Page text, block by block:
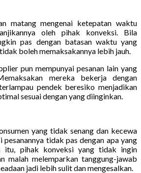
matang mengenai ketepatan waktu
oleh pihak konveksi. Bila
pas dengan batasan waktu yang
boleh memaksakannya lebih jauh.
pun mempunyai pesanan lain yang
mereka bekerja dengan
pendek beresiko menjadikan
sesuai dengan yang diinginkan.
yang tidak senang dan kecewa
pesanannya tidak pas dengan apa yang
itu, pihak konveksi yang tidak ingin
malah melemparkan tanggung-jawab
jadi lebih sulit dan mengesalkan.